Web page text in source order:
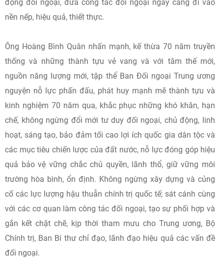
động đối ngoại, đưa công tác đối ngoại ngày càng đi vào
nền nếp, hiệu quả, thiết thực.
Ông Hoàng Bình Quân nhấn mạnh, kế thừa 70 năm truyền
thống và những thành tựu vẻ vang và với tâm thế mới,
nguồn năng lượng mới, tập thể Ban Đối ngoại Trung ương
nguyện nỗ lực phấn đấu, phát huy mạnh mẽ thành tựu và
kinh nghiệm 70 năm qua, khắc phục những khó khăn, hạn
chế, không ngừng đổi mới tư duy đối ngoại, chủ động, linh
hoạt, sáng tạo, bảo đảm tối cao lợi ích quốc gia dân tộc và
các mục tiêu chiến lược của đất nước, nỗ lực đóng góp hiệu
quả bảo vệ vững chắc chủ quyền, lãnh thổ, giữ vững môi
trường hòa bình, ổn định. Không ngừng xây dựng và củng
cố các lực lượng hậu thuẫn chính trị quốc tế; sát cánh cùng
với các cơ quan làm công tác đối ngoại, tạo sự phối hợp và
gắn kết chặt chẽ, kịp thời tham mưu cho Trung ương, Bộ
Chính trị, Ban Bí thư chỉ đạo, lãnh đạo hiệu quả các vấn đề
đối ngoại.